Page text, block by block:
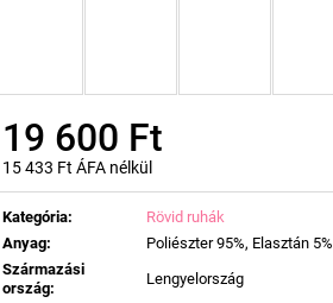
19 600 Ft
15 433 Ft ÁFA nélkül
Egységár:
Kategória:
Rövid ruhák
Anyag:
Poliészter 95%, Elasztán 5%
Származási
ország:
Lengyelország